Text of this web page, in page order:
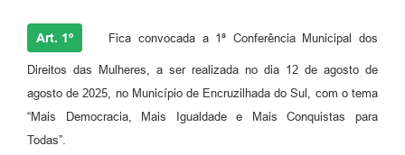
Art. 1º Fica convocada a 1ª Conferência Municipal dos
Direitos das Mulheres, a ser realizada no dia 12 de agosto de
agosto de 2025, no Município de Encruzilhada do Sul, com o tema
“Mais Democracia, Mais Igualdade e Mais Conquistas para
Todas”.